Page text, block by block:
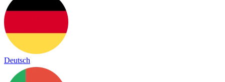
Deutsch